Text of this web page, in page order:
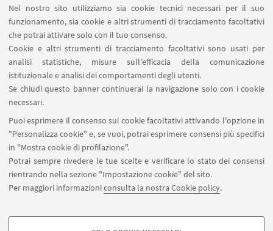
Nel nostro sito utilizziamo sia cookie tecnici necessari per il suo
funzionamento, sia cookie e altri strumenti di tracciamento facoltativi
che potrai attivare solo con il tuo consenso.
Cookie e altri strumenti di tracciamento facoltativi sono usati per
analisi statistiche, misure sull'efficacia della comunicazione
istituzionale e analisi dei comportamenti degli utenti.
Se chiudi questo banner continuerai la navigazione solo con i cookie
necessari.
Puoi esprimere il consenso sui cookie facoltativi attivando l'opzione in
"Personalizza cookie" e, se vuoi, potrai esprimere consensi più specifici
in "Mostra cookie di profilazione".
Potrai sempre rivedere le tue scelte e verificare lo stato dei consensi
rientrando nella sezione "Impostazione cookie" del sito.
Per maggiori informazioniconsulta la nostra Cookie policy.
Missioni web
Ministero della Salute – EFSA Focal Point
SEGUI IL DIPARTIMENTO SU:
SEGUI UNIBO SU:
APP: